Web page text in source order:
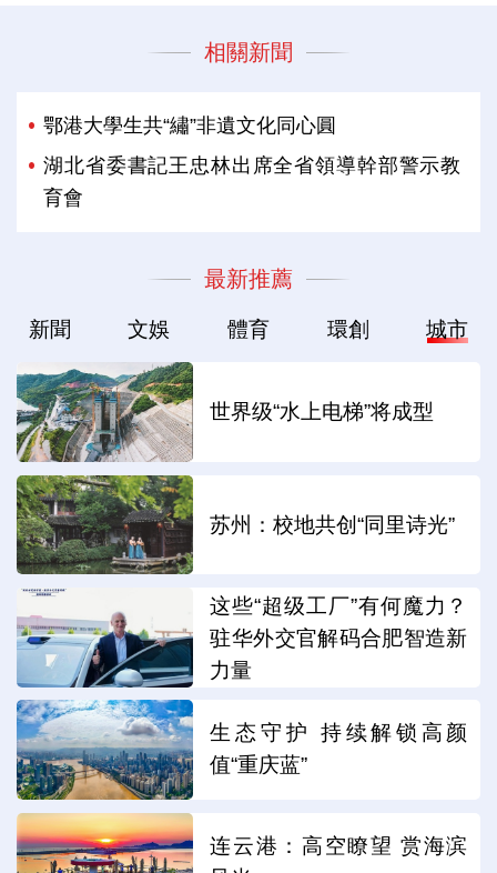
相關新聞
鄂港大學生共“繡”非遺文化同心圓
湖北省委書記王忠林出席全省領導幹部警示教
育會
最新推薦
新聞 文娛 體育 環創 城市
世界级“水上电梯”将成型
苏州：校地共创“同里诗光”
这些“超级工厂”有何魔力？
驻华外交官解码合肥智造新
力量
生态守护 持续解锁高颜
值“重庆蓝”
连云港：高空瞭望 赏海滨